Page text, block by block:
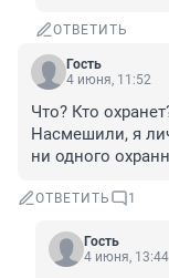
ОТВЕТИТЬ
Гость
4 июня, 11:52
Что? Кто
Насмешили, я
ни одного
ОТВЕТИТЬ 1
Гость
4 июня, 13:44